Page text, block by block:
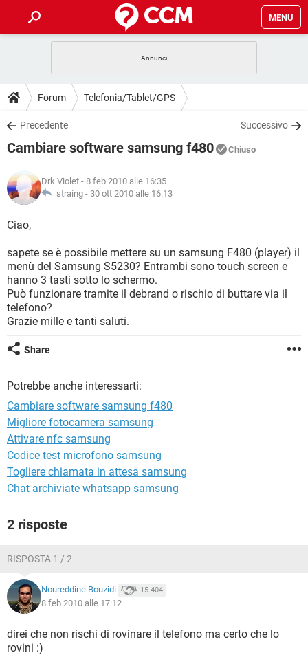
MENU
INTRATTENIMENTO ANDROID
iOS
INSTAGRAM WHATSAPP
HARDWARE
GUIDE
COVID-19 GAMING
INSTAGRAM WHATSAPP
TIKTOK
HARDWARE
DOWNLOAD
COVID-19 GAMING
iOS WINDOWS 10
INSTAGRAM
HARDWARE
COVID-19 GAMING
INTRATTENIMENTO
iOS
INSTAGRAM WHATSAPP
TIKTOK
HARDWARE
GLOSSARIO
COVID-19
iOS WINDOWS 10
INSTAGRAM WHATSAPP
TIKTOK
Forum Telefonia/Tablet/GPS
Precedente Successivo
Cambiare software samsung f480 Chiuso
Drk Violet - 8 feb 2010 alle 16:35
straing - 30 ott 2010 alle 16:13
Ciao,
sapete se è possibile mettere su un samsung F480 (player) il
menù del Samsung S5230? Entrambi sono touch screen e
hanno 3 tasti sotto lo schermo.
Può funzionare tramite il debrand o rischio di buttare via il
telefono?
Grazie mille e tanti saluti.
Share
Potrebbe anche interessarti:
Cambiare software samsung f480
Migliore fotocamera samsung
Attivare nfc samsung
Codice test microfono samsung
Togliere chiamata in attesa samsung
Chat archiviate whatsapp samsung
2 risposte
RISPOSTA 1 / 2
Noureddine Bouzidi 15.404
8 feb 2010 alle 17:12
direi che non rischi di rovinare il telefono ma certo che lo
rovini :)